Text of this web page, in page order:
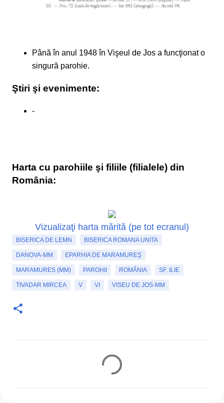
Până în anul 1948 în Vişeul de Jos a funcţionat o
singură parohie.
Ştiri şi evenimente:
-
Harta cu parohiile şi filiile (filialele) din
România:
Vizualizaţi harta mărită (pe tot ecranul)
BISERICA DE LEMN BISERICA ROMANA UNITA
DANOVA-MM EPARHIA DE MARAMUREŞ
MARAMURES (MM) PAROHII ROMÂNIA SF. ILIE
TIVADAR MIRCEA V VI VISEU DE JOS-MM